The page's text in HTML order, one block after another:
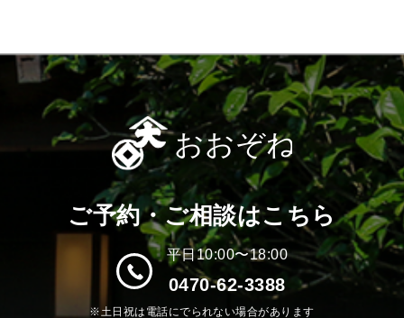
ご予約・ご相談はこちら
平日10:00〜18:00
0470-62-3388
※土日祝は電話にでられない場合があります